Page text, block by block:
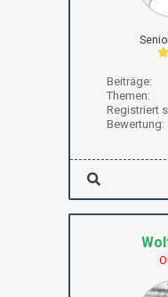
Beiträge:
Themen:
Registriert
Bewertung: